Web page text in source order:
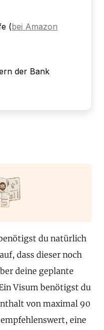
(bei Amazon
der Bank
du natürlich
dass dieser noch
deine geplante
Visum benötigst du
von maximal 90
eine